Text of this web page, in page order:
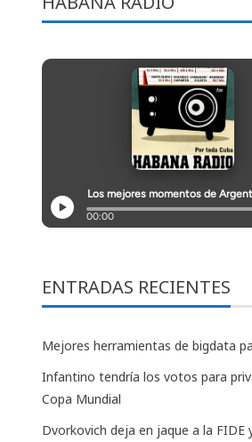
ENTRADAS RECIENTES
Mejores herramientas de bigdata
Infantino tendría los votos para
Copa Mundial
Dvorkovich deja en jaque a la FIDE